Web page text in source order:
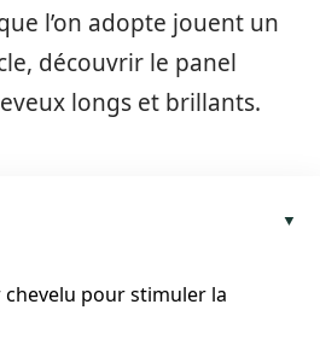
l’on adopte jouent un
découvrir le panel
longs et brillants.
chevelu pour stimuler la